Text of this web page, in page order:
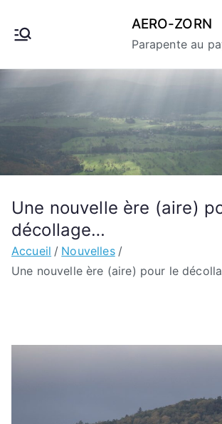
AERO-ZORN
Parapente au
Une nouvelle ère (aire)
décollage…
Accueil
Nouvelles
Une nouvelle ère (aire) pour le